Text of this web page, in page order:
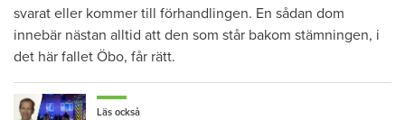
svarat eller kommer till förhandlingen. En sådan dom
innebär nästan alltid att den som står bakom stämningen, i
det här fallet Öbo, får rätt.
Läs också